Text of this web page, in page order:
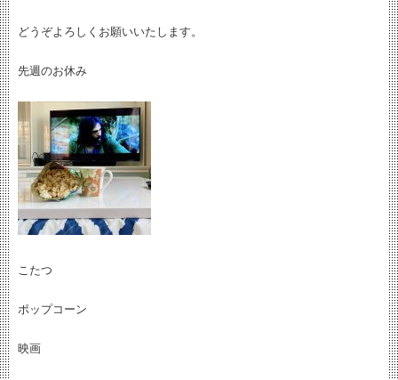
どうぞよろしくお願いいたします。
先週のお休み
こたつ
ポップコーン
映画